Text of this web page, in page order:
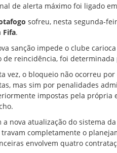
de alerta máximo foi ligado em
sofreu, nesta segunda-
Fifa.
sanção impede o clube
de reincidência, foi
vez, o bloqueio não ocorreu
mas sim por penalidades
impostas pela própria
a nova atualização do sistema da
completamente o
envolvem quatro